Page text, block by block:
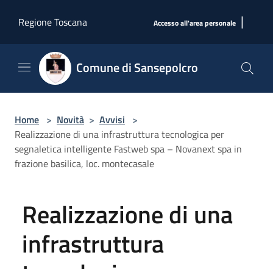
Regione Toscana
Accesso all'area personale |
Comune di Sansepolcro
Home > Novità > Avvisi >
Realizzazione di una infrastruttura tecnologica per
segnaletica intelligente Fastweb spa – Novanext spa in
frazione basilica, loc. montecasale
Realizzazione di una
infrastruttura